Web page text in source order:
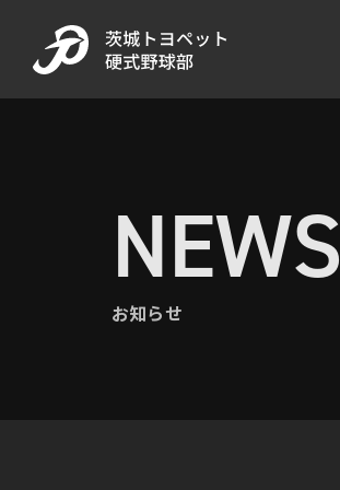
NEWS
お知らせ